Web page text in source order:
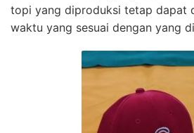
topi yang diproduksi tetap dapat
waktu yang sesuai dengan yang